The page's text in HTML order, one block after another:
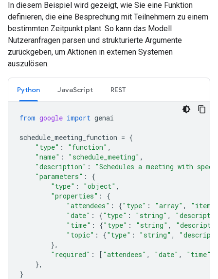
In diesem Beispiel wird gezeigt, wie Sie eine Funktion
definieren, die eine Besprechung mit Teilnehmern zu einem
bestimmten Zeitpunkt plant. So kann das Modell
Nutzeranfragen parsen und strukturierte Argumente
zurückgeben, um Aktionen in externen Systemen
auszulösen.
Python JavaScript REST
from google import genai
schedule_meeting_function = {
"type" : "function" ,
"name" : "schedule_meeting" ,
"description" :
"Schedules a meeting with
"parameters" :
{
"type" : "object" ,
"properties" :
{
"attendees" : {"type" : "array" ,
"date" : {"type" : "string" ,
"time" : {"type" : "string" ,
"topic" : {"type" : "string" ,
},
"required" : [ "attendees" , "date" , "time"
},
}